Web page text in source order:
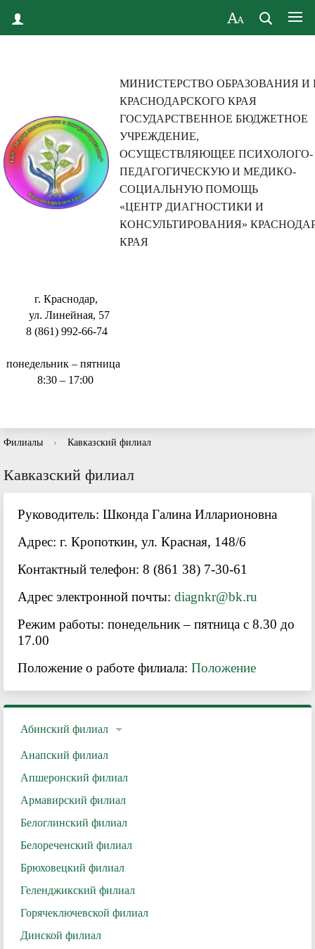
МИНИСТЕРСТВО ОБРАЗОВАНИЯ И
КРАСНОДАРСКОГО КРАЯ
ГОСУДАРСТВЕННОЕ БЮДЖЕТНОЕ
УЧРЕЖДЕНИЕ,
ОСУЩЕСТВЛЯЮЩЕЕ ПСИХОЛОГО-
ПЕДАГОГИЧЕСКУЮ И МЕДИКО-
СОЦИАЛЬНУЮ ПОМОЩЬ
«ЦЕНТР ДИАГНОСТИКИ И
КОНСУЛЬТИРОВАНИЯ»
КРАЯ
г. Краснодар,
ул. Линейная, 57
8 (861) 992-66-74
понедельник – пятница
8:30 – 17:00
Филиалы › Кавказский филиал
Кавказский филиал
Руководитель: Шконда Галина Илларионовна
Адрес: г. Кропоткин, ул. Красная, 148/6
Контактный телефон: 8 (861 38) 7-30-61
Адрес электронной почты: diagnkr@bk.ru
Режим работы: понедельник – пятница с 8.30 до
17.00
Положение о работе филиала: Положение
Абинский филиал
Анапский филиал
Апшеронский филиал
Армавирский филиал
Белоглинский филиал
Белореченский филиал
Брюховецкий филиал
Геленджикский филиал
Горячеключевской филиал
Динской филиал